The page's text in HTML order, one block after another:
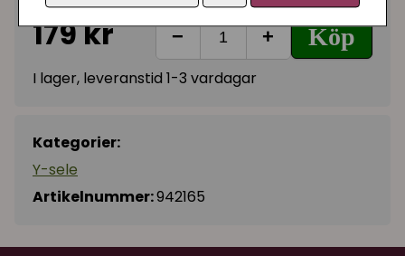
179 kr − + Köp
I lager, leveranstid 1-3 vardagar
Kategorier:
Y-sele
Artikelnummer:942165